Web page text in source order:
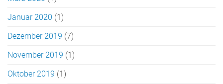
Januar 2020 (1)
Dezember 2019 (7)
November 2019 (1)
Oktober 2019 (1)